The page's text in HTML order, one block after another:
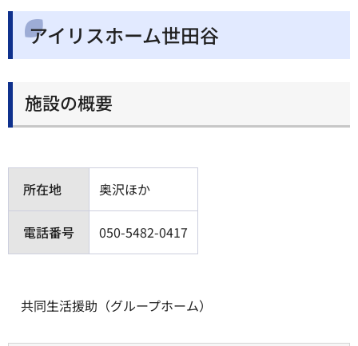
アイリスホーム世田谷
施設の概要
所在地 奥沢ほか
電話番号 050-5482-0417
共同生活援助（グループホーム）